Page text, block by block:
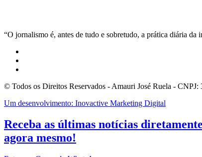
“O jornalismo é, antes de tudo e sobretudo, a prática diária
© Todos os Direitos Reservados - Amauri José Ruela - CNPJ:
Um desenvolvimento: Inovactive Marketing Digital
Receba as últimas notícias
agora mesmo!